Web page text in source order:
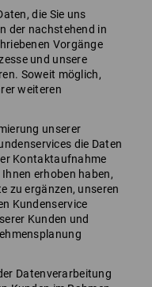
die Sie uns
der nachstehend in
Vorgänge
und unsere
Soweit möglich,
weiteren
unserer
die Daten
Kontaktaufnahme
erhoben haben,
zu ergänzen, unseren
Kundenservice
Kunden und
Datenverarbeitung